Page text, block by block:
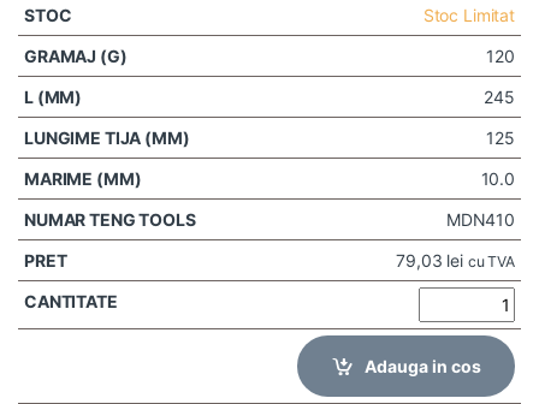
Stoc Limitat
120
245
125
10.0
MDN410
79,03 lei cu TVA
Adauga in cos